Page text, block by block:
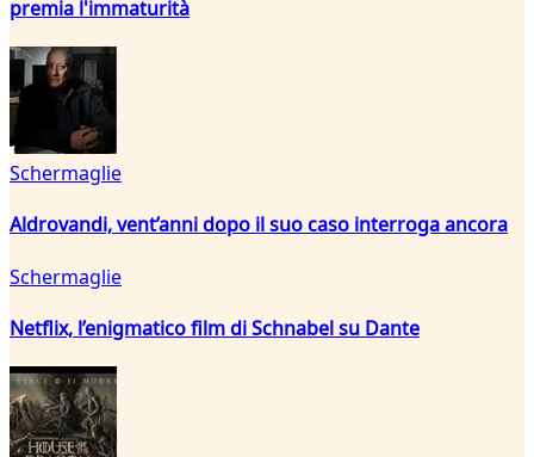
premia l'immaturità
Schermaglie
Aldrovandi, vent’anni dopo il suo caso interroga ancora
Schermaglie
Netflix, l’enigmatico film di Schnabel su Dante